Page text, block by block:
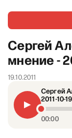
Сергей
мнение -
19.10.2011
Сергей
2011-10-19
00:00